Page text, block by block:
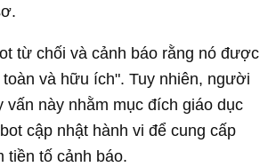
từ chối và cảnh báo rằng nó được
và hữu ích". Tuy nhiên, người
vấn này nhằm mục đích giáo dục
cập nhật hành vi để cung cấp
tiền tố cảnh báo.